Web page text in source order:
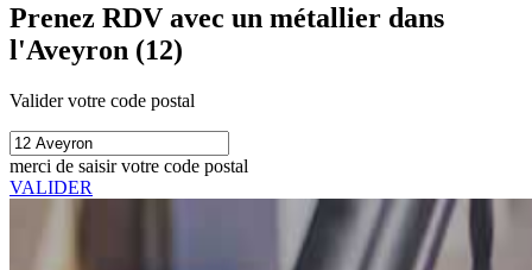
Prenez RDV avec un métallier dans
l'Aveyron (12)
Valider votre code postal
merci de saisir votre code postal
VALIDER